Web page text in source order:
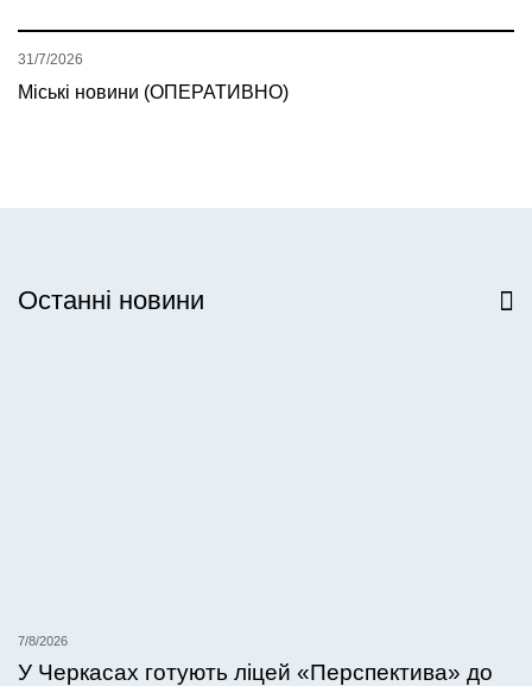
Міські новини (ОПЕРАТИВНО)
31/7/2026
Останні новини
7/8/2026
У Черкасах готують ліцей «Перспектива» до